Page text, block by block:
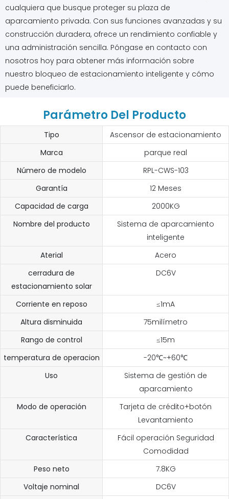
cualquiera que busque proteger su plaza de
aparcamiento privada. Con sus funciones avanzadas y su
construcción duradera, ofrece un rendimiento confiable y
una administración sencilla. Póngase en contacto con
nosotros hoy para obtener más información sobre
nuestro bloqueo de estacionamiento inteligente y cómo
puede beneficiarlo.
Parámetro Del Producto
Tipo
Ascensor de estacionamiento
Marca
parque real
Número de modelo
RPL-CWS-103
Garantía
12 Meses
Capacidad de carga
2000KG
Nombre del producto
Sistema de aparcamiento
inteligente
Aterial
Acero
cerradura de
estacionamiento solar
DC6V
Corriente en reposo
≤1mA
Altura disminuida
75milímetro
Rango de control
≤15m
temperatura de operacion
-20℃~+60℃
Uso
Sistema de gestión de
aparcamiento
Modo de operación
Tarjeta de crédito+botón
Levantamiento
Característica
Fácil operación Seguridad
Comodidad
Peso neto
7.8KG
Voltaje nominal
DC6V